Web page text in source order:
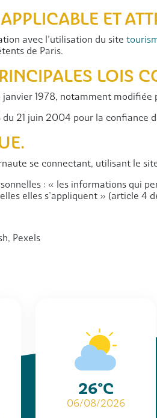
ET
avec l’utilisation du site
de Paris.
LOIS
janvier 1978, notamment
21 juin 2004 pour la confiance
se connectant, utilisant le
: « les informations qui
elles s’appliquent » (article 4
Pexels
26°C
06/08/2026